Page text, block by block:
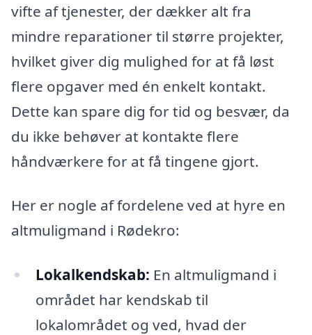
vifte af tjenester, der dækker alt fra
mindre reparationer til større projekter,
hvilket giver dig mulighed for at få løst
flere opgaver med én enkelt kontakt.
Dette kan spare dig for tid og besvær, da
du ikke behøver at kontakte flere
håndværkere for at få tingene gjort.
Her er nogle af fordelene ved at hyre en
altmuligmand i Rødekro:
Lokalkendskab: En altmuligmand i
området har kendskab til
lokalområdet og ved, hvad der